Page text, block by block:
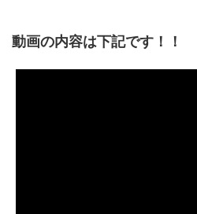
動画の内容は下記です！！